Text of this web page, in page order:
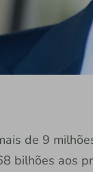
de 9
bilhões aos